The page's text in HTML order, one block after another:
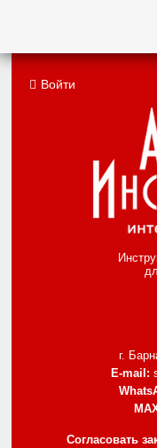
г.
E-mail:
Согласовать
Войти